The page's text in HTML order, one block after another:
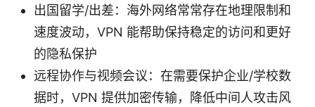
出国留学/出差：海外网络常常存在地理限制和
速度波动，VPN 能帮助保持稳定的访问和更好
的隐私保护
远程协作与视频会议：在需要保护企业/学校数
据时，VPN 提供加密传输，降低中间人攻击风